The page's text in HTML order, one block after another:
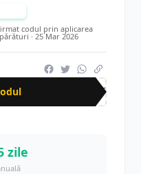
codul prin aplicarea
· 25 Mar 2026
AFF
zile